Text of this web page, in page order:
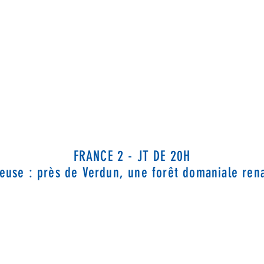
FRANCE 2 - JT DE 20H
: près de Verdun, une forêt domaniale